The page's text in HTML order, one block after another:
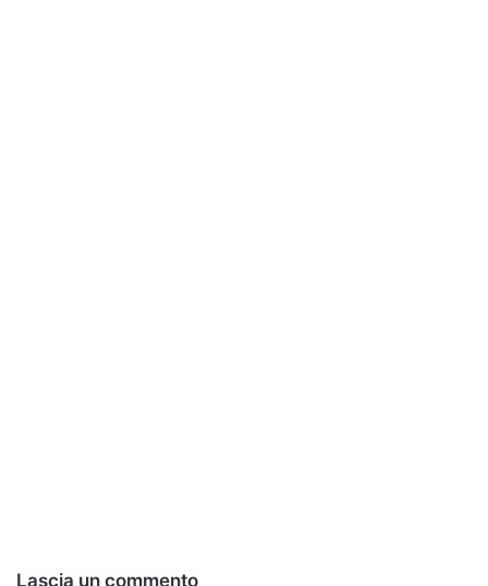
Lascia un commento